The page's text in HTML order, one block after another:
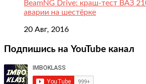
BeamNG Drive: краш-тест ВАЗ
аварии на шестёрке
20 Авг, 2016
Подпишись на YouTube канал